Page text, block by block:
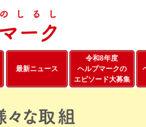
最新ニュース
令和8年度
ヘルプマークの
エピソード大募集